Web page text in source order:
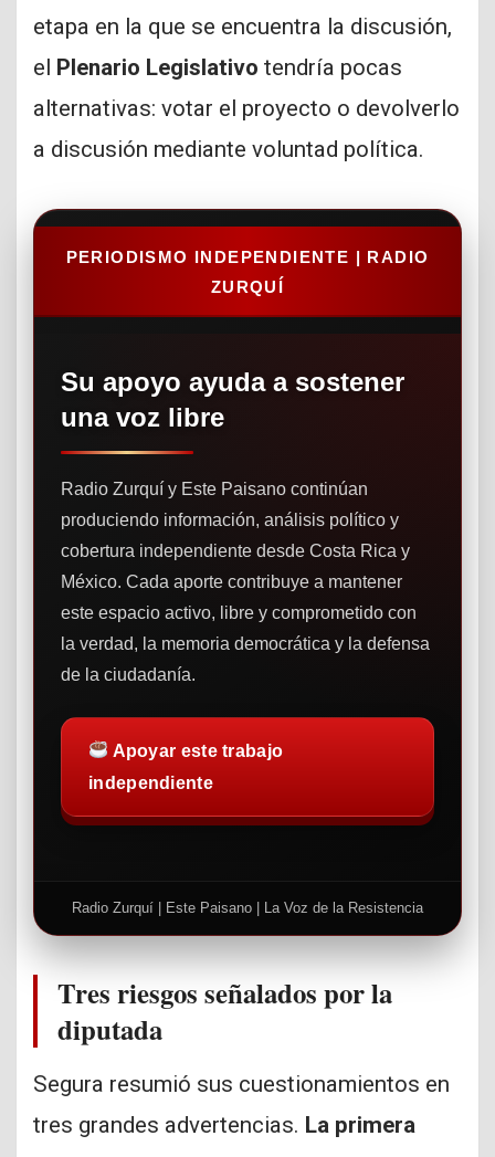
etapa en la que se encuentra la discusión,
el Plenario Legislativo tendría pocas
alternativas: votar el proyecto o devolverlo
a discusión mediante voluntad política.
PERIODISMO INDEPENDIENTE | RADIO
ZURQUÍ
Su apoyo ayuda a sostener
una voz libre
Radio Zurquí y Este Paisano continúan
produciendo información, análisis político y
cobertura independiente desde Costa Rica y
México. Cada aporte contribuye a mantener
este espacio activo, libre y comprometido con
la verdad, la memoria democrática y la defensa
de la ciudadanía.
Apoyar este trabajo
independiente
Radio Zurquí | Este Paisano | La Voz de la Resistencia
Tres riesgos señalados por la
diputada
Segura resumió sus cuestionamientos en
tres grandes advertencias. La primera